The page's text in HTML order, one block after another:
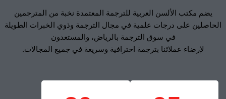
يضم مكتب الألسن العربية للترجمة المعتمدة نخبة من المترجمين
الحاصلين على درجات علمية في مجال الترجمة وذوي الخبرات الطويلة
في سوق الترجمة بالرياض، والمستعدون
لإرضاء عملائنا بترجمة احترافية وسريعة في جميع المجالات.